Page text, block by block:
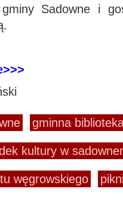
Sadowne i
gminna
kultury w
węgrowskiego